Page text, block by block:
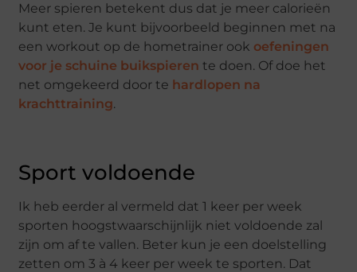
Meer spieren betekent dus dat je meer calorieën
kunt eten. Je kunt bijvoorbeeld beginnen met na
een workout op de hometrainer ook oefeningen
voor je schuine buikspieren te doen. Of doe het
net omgekeerd door te hardlopen na
krachttraining.
Sport voldoende
Ik heb eerder al vermeld dat 1 keer per week
sporten hoogstwaarschijnlijk niet voldoende zal
zijn om af te vallen. Beter kun je een doelstelling
zetten om 3 à 4 keer per week te sporten. Dat